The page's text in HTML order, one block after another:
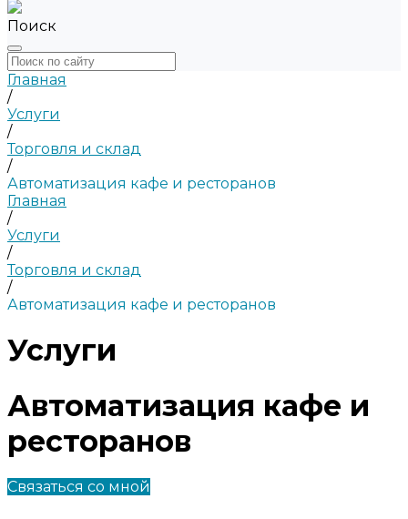
Поиск
Главная
/
Услуги
/
Торговля и склад
/
Автоматизация кафе и ресторанов
Главная
/
Услуги
/
Торговля и склад
/
Автоматизация кафе и ресторанов
Услуги
Автоматизация кафе и
ресторанов
Связаться со мной